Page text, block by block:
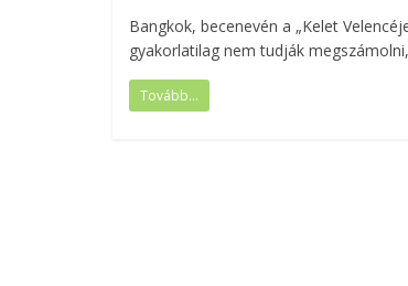
Bangkok, becenevén a „Kelet
gyakorlatilag nem tudják
Tovább...